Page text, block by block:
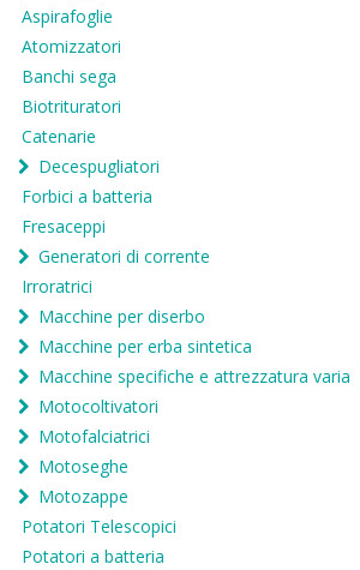
Aspirafoglie
Atomizzatori
Banchi sega
Biotrituratori
Catenarie
Decespugliatori
Forbici a batteria
Fresaceppi
Generatori di corrente
Irroratrici
Macchine per diserbo
Macchine per erba sintetica
Macchine specifiche e attrezzatura varia
Motocoltivatori
Motofalciatrici
Motoseghe
Motozappe
Potatori Telescopici
Potatori a batteria